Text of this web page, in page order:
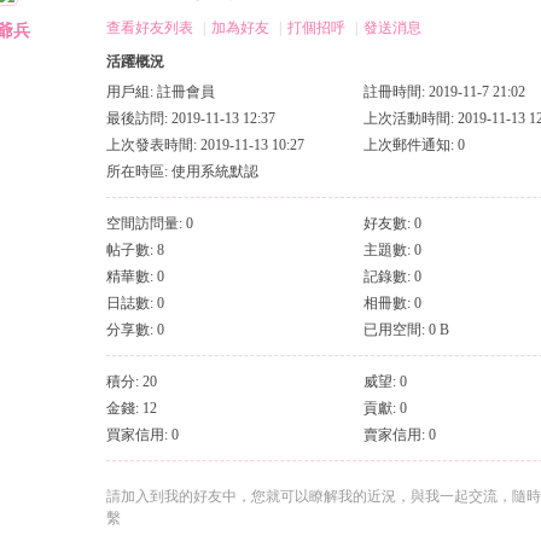
兵 查看好友列表 加為好友 打個招呼
發送消息
活躍概況
用戶組: 註冊會員
註冊時間: 2019-11-7 21:02
最後訪問: 2019-11-13 12:37
上次活動時間: 2019-11-13
上次發表時間: 2019-11-13 10:27
上次郵件通知: 0
所在時區: 使用系統默認
空間訪問量: 0
好友數: 0
帖子數: 8
主題數: 0
精華數: 0
記錄數: 0
日誌數: 0
相冊數: 0
分享數: 0
已用空間: 0 B
積分: 20
威望: 0
金錢: 12
貢獻: 0
買家信用: 0
賣家信用: 0
請加入到我的好友中，您就可以瞭解我的近況，與我一起交流，隨
繫